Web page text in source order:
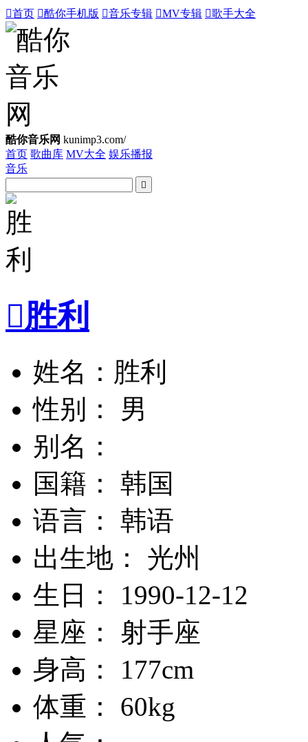
首页 酷你手机版 音乐专辑 MV专辑 歌手大全
酷你音乐网 kunimp3.com/
首页 歌曲库 MV大全 娱乐播报
音乐

胜利
姓名：胜利
性别： 男
别名：
国籍： 韩国
语言： 韩语
出生地： 光州
生日： 1990-12-12
星座： 射手座
身高： 177cm
体重： 60kg